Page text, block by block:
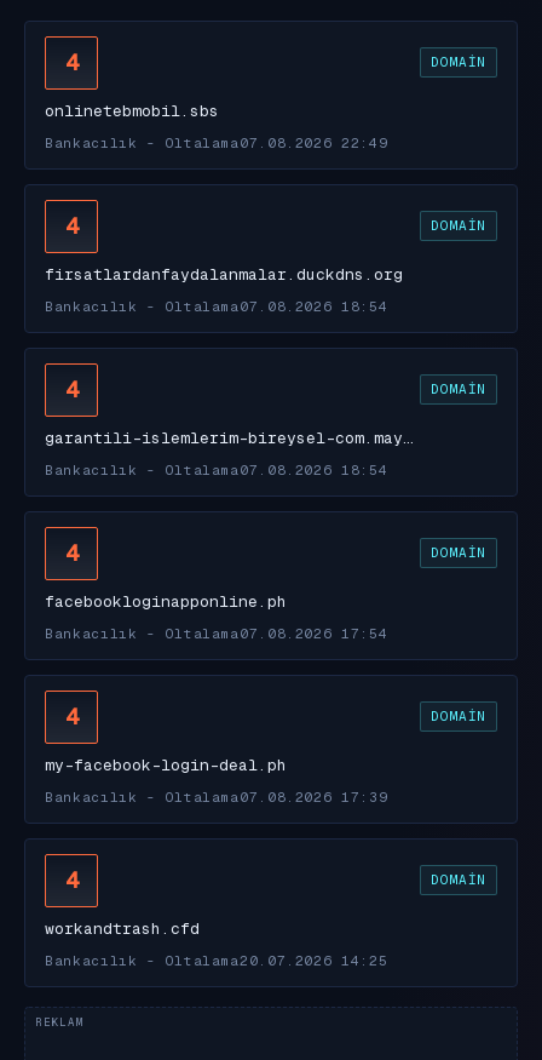
4 DOMAIN
onlinetebmobil.sbs
Bankacılık - Oltalama 07.08.2026 22:49
4 DOMAIN
firsatlardanfaydalanmalar.duckdns.org
Bankacılık - Oltalama 07.08.2026 18:54
4 DOMAIN
garantili-islemlerim-bireysel-com.may…
Bankacılık - Oltalama 07.08.2026 18:54
4 DOMAIN
facebookloginapponline.ph
Bankacılık - Oltalama 07.08.2026 17:54
4 DOMAIN
my-facebook-login-deal.ph
Bankacılık - Oltalama 07.08.2026 17:39
4 DOMAIN
workandtrash.cfd
Bankacılık - Oltalama20.07.2026 14:25